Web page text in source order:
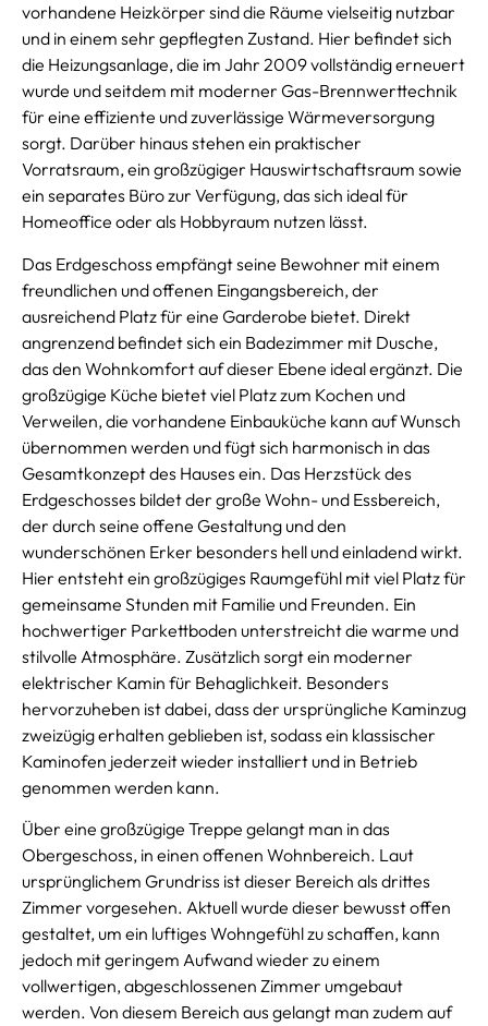
vorhandene Heizkörper sind die Räume vielseitig nutzbar
und in einem sehr gepflegten Zustand. Hier befindet sich
die Heizungsanlage, die im Jahr 2009 vollständig erneuert
wurde und seitdem mit moderner Gas-Brennwerttechnik
für eine effiziente und zuverlässige Wärmeversorgung
sorgt. Darüber hinaus stehen ein praktischer
Vorratsraum, ein großzügiger Hauswirtschaftsraum sowie
ein separates Büro zur Verfügung, das sich ideal für
Homeoffice oder als Hobbyraum nutzen lässt.
Das Erdgeschoss empfängt seine Bewohner mit einem
freundlichen und offenen Eingangsbereich, der
ausreichend Platz für eine Garderobe bietet. Direkt
angrenzend befindet sich ein Badezimmer mit Dusche,
das den Wohnkomfort auf dieser Ebene ideal ergänzt. Die
großzügige Küche bietet viel Platz zum Kochen und
Verweilen, die vorhandene Einbauküche kann auf Wunsch
übernommen werden und fügt sich harmonisch in das
Gesamtkonzept des Hauses ein. Das Herzstück des
Erdgeschosses bildet der große Wohn- und Essbereich,
der durch seine offene Gestaltung und den
wunderschönen Erker besonders hell und einladend wirkt.
Hier entsteht ein großzügiges Raumgefühl mit viel Platz für
gemeinsame Stunden mit Familie und Freunden. Ein
hochwertiger Parkettboden unterstreicht die warme und
stilvolle Atmosphäre. Zusätzlich sorgt ein moderner
elektrischer Kamin für Behaglichkeit. Besonders
hervorzuheben ist dabei, dass der ursprüngliche Kaminzug
zweizügig erhalten geblieben ist, sodass ein klassischer
Kaminofen jederzeit wieder installiert und in Betrieb
genommen werden kann.
Über eine großzügige Treppe gelangt man in das
Obergeschoss, in einen offenen Wohnbereich. Laut
ursprünglichem Grundriss ist dieser Bereich als drittes
Zimmer vorgesehen. Aktuell wurde dieser bewusst offen
gestaltet, um ein luftiges Wohngefühl zu schaffen, kann
jedoch mit geringem Aufwand wieder zu einem
vollwertigen, abgeschlossenen Zimmer umgebaut
werden. Von diesem Bereich aus gelangt man zudem auf